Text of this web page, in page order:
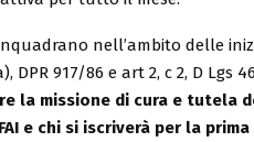
nell’ambito delle
DPR 917/86 e art 2, c 2, D Lgs
la missione di cura e
e chi si iscriverà per la